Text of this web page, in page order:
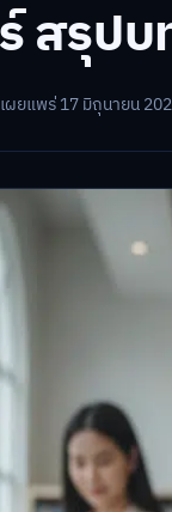
สรุป
เผยแพร่ 17 มิถุนายน